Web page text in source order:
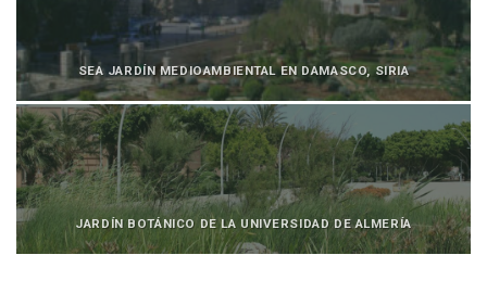
SEA JARDÍN MEDIOAMBIENTAL EN DAMASCO, SIRIA
JARDÍN BOTÁNICO DE LA UNIVERSIDAD DE ALMERÍA